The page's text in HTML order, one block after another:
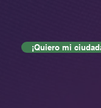
¡Quiero mi